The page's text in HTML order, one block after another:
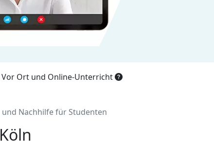
Vor Ort und Online-Unterricht
Nachhilfe für Studenten